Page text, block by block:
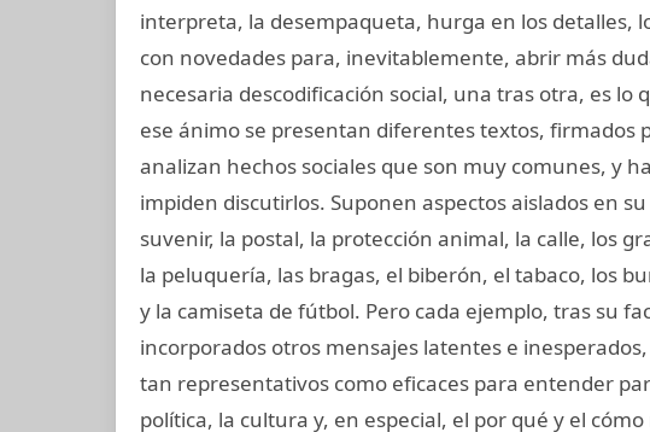
interpreta, la desempaqueta, hurga en los detalles,
con novedades para, inevitablemente, abrir más
necesaria descodificación social, una tras otra, es lo
ese ánimo se presentan diferentes textos, firmados
analizan hechos sociales que son muy comunes, y
impiden discutirlos. Suponen aspectos aislados en
suvenir, la postal, la protección animal, la calle, los
la peluquería, las bragas, el biberón, el tabaco, los
y la camiseta de fútbol. Pero cada ejemplo, tras su
incorporados otros mensajes latentes e
tan representativos como eficaces para entender
política, la cultura y, en especial, el por qué y el